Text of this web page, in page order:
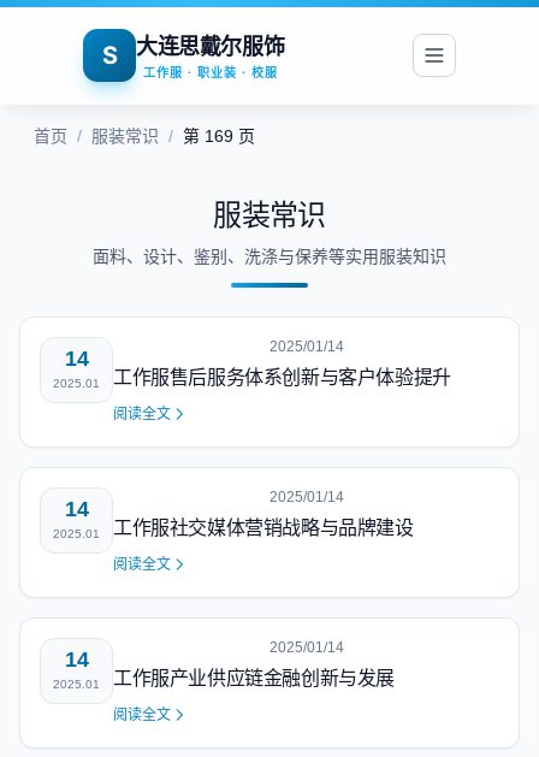
S 大连思戴尔服饰
工作服 · 职业装 · 校服
首页 / 服装常识 / 第 169 页
服装常识
面料、设计、鉴别、洗涤与保养等实用服装知识
14
2025.01
2025/01/14
工作服售后服务体系创新与客户体验提升
阅读全文
14
2025.01
2025/01/14
工作服社交媒体营销战略与品牌建设
阅读全文
14
2025.01
2025/01/14
工作服产业供应链金融创新与发展
阅读全文